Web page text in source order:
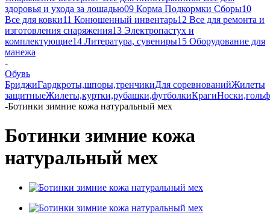
здоровья и ухода за лошадью09 Корма Подкормки Сборы10
Все для ковки11 Конюшенный инвентарь12 Все для ремонта и
изготовления снаряжения13 Электропастух и
комплектующие14 Литература, сувениры15 Оборудование для
манежа
-
Обувь
БриджиГардкроты,шпоры,тренчикиДля соревнованийЖилеты
защитныеЖилеты,куртки,рубашки,футболкиКраги
-Ботинки зимние кожа натуральный мех
Ботинки зимние кожа
натуральный мех